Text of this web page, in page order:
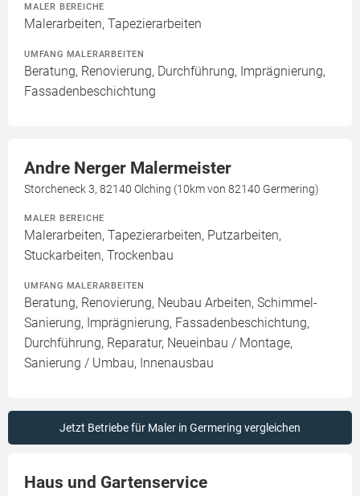
MALER BEREICHE
Malerarbeiten, Tapezierarbeiten
UMFANG MALERARBEITEN
Beratung, Renovierung, Durchführung, Imprägnierung,
Fassadenbeschichtung
Andre Nerger Malermeister
Storcheneck 3, 82140 Olching (10km von 82140 Germering)
MALER BEREICHE
Malerarbeiten, Tapezierarbeiten, Putzarbeiten,
Stuckarbeiten, Trockenbau
UMFANG MALERARBEITEN
Beratung, Renovierung, Neubau Arbeiten, Schimmel-
Sanierung, Imprägnierung, Fassadenbeschichtung,
Durchführung, Reparatur, Neueinbau / Montage,
Sanierung / Umbau, Innenausbau
Jetzt Betriebe für Maler in Germering vergleichen
Haus und Gartenservice